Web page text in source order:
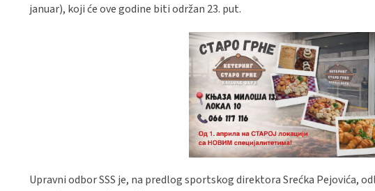
januar), koji će ove godine biti održan 23. put.
Upravni odbor SSS je, na predlog sportskog direktora Srećka Pejovića,